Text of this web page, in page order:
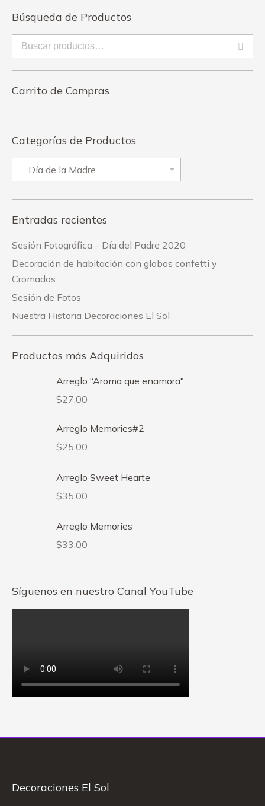
Búsqueda de Productos
Carrito de Compras
Categorías de Productos
Entradas recientes
Sesión Fotográfica – Día del Padre 2020
Decoración de habitación con globos confetti y
Cromados
Sesión de Fotos
Nuestra Historia Decoraciones El Sol
Productos más Adquiridos
Arreglo “Aroma que enamora"
$27.00
Arreglo Memories#2
$25.00
Arreglo Sweet Hearte
$35.00
Arreglo Memories
$33.00
Síguenos en nuestro Canal YouTube
Decoraciones El Sol